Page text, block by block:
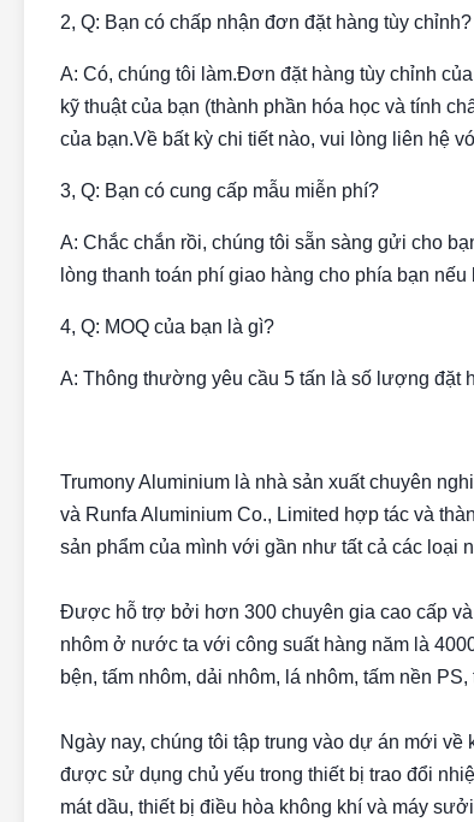
2, Q: Bạn có chấp nhận đơn đặt hàng tùy chỉnh?
A: Có, chúng tôi làm.Đơn đặt hàng tùy chỉnh
kỹ thuật của bạn (thành phần hóa học và tính
của bạn.Về bất kỳ chi tiết nào, vui lòng liên hệ
3, Q: Bạn có cung cấp mẫu miễn phí?
A: Chắc chắn rồi, chúng tôi sẵn sàng gửi cho
lòng thanh toán phí giao hàng cho phía bạn
4, Q: MOQ của bạn là gì?
A: Thông thường yêu cầu 5 tấn là số lượng đặt
Trumony Aluminium là nhà sản xuất chuyên
và Runfa Aluminium Co., Limited hợp tác và
sản phẩm của mình với gần như tất cả các loại
Được hỗ trợ bởi hơn 300 chuyên gia cao cấp
nhôm ở nước ta với công suất hàng năm là
bện, tấm nhôm, dải nhôm, lá nhôm, tấm nền
Ngày nay, chúng tôi tập trung vào dự án mới
được sử dụng chủ yếu trong thiết bị trao đổi
mát dầu, thiết bị điều hòa không khí và máy